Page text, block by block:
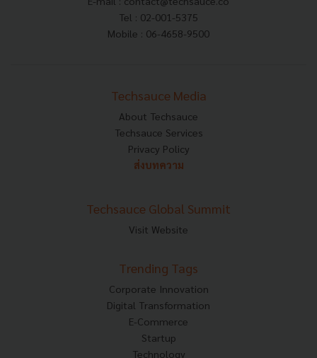
Tel : 02-001-5375
Mobile : 06-4658-9500
Techsauce Media
About Techsauce
Techsauce Services
Privacy Policy
ส่งบทความ
Techsauce Global Summit
Visit Website
Trending Tags
Corporate Innovation
Digital Transformation
E-Commerce
Startup
Technology